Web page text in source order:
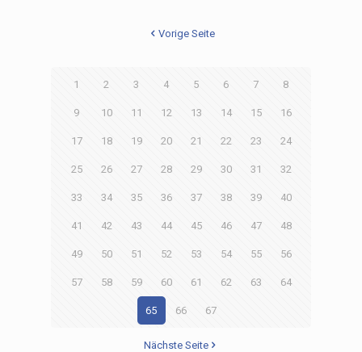
Vorige Seite
1 2 3 4 5 6 7 8
9 10 11 12 13 14 15 16
17 18 19 20 21 22 23 24
25 26 27 28 29 30 31 32
33 34 35 36 37 38 39 40
41 42 43 44 45 46 47 48
49 50 51 52 53 54 55 56
57 58 59 60 61 62 63 64
65 66 67
Nächste Seite